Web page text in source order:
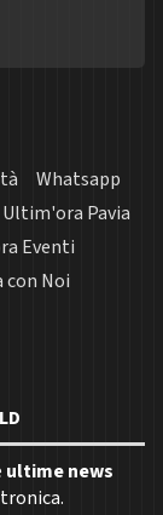
Whatsapp
Ultim'ora Pavia
Eventi
con Noi
ultime news